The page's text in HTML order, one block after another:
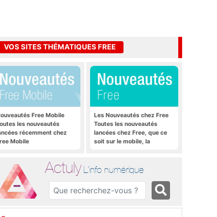
VOS SITES THÉMATIQUES FREE
Free Mobile
les nouveautés
récemment chez
Mobile
Les Nouveautés chez Free
Toutes les nouveautés
lancées chez Free, que ce
soit sur le mobile, la
Actuly L'info numérique